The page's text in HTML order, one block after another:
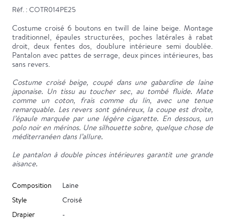
Réf. : COTR014PE25
Costume croisé 6 boutons en twill de laine beige. Montage
traditionnel, épaules structurées, poches latérales à rabat
droit, deux fentes dos, doublure intérieure semi doublée.
Pantalon avec pattes de serrage, deux pinces intérieures, bas
sans revers.
Costume croisé beige, coupé dans une gabardine de laine
japonaise. Un tissu au toucher sec, au tombé fluide. Mate
comme un coton, frais comme du lin, avec une tenue
remarquable. Les revers sont généreux, la coupe est droite,
l’épaule marquée par une légère cigarette. En dessous, un
polo noir en mérinos. Une silhouette sobre, quelque chose de
méditerranéen dans l’allure.
Le pantalon à double pinces intérieures garantit une grande
aisance.
Composition
Laine
Style
Croisé
Drapier
-